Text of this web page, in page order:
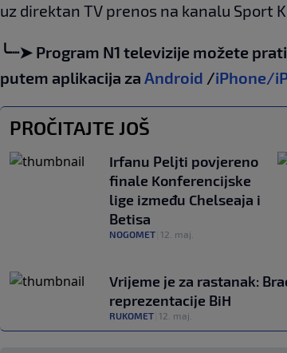
uz direktan TV prenos na kanalu Sport
╰┈➤ Program N1 televizije možete
putem aplikacija za Android /iPhone/
PROČITAJTE JOŠ
Irfanu Peljti povjereno
finale Konferencijske
lige između Chelseaja i
Betisa
NOGOMET 12. maj.
Vrijeme je za rastanak:
reprezentacije BiH
RUKOMET 12. maj.